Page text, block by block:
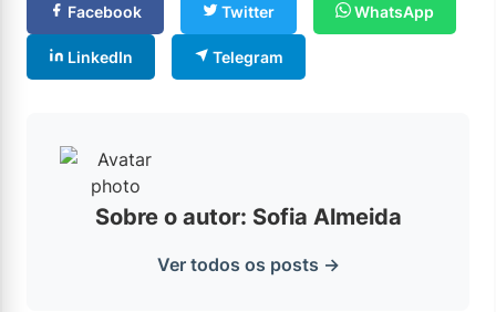
Facebook Twitter WhatsApp
LinkedIn Telegram
Sobre o autor: Sofia Almeida
Ver todos os posts →